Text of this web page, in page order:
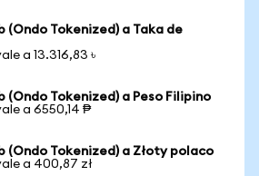
(Ondo Tokenized) a Taka de
a 13.316,83 ৳
(Ondo Tokenized) a Peso Filipino
a 6550,14 ₱
(Ondo Tokenized) a Złoty polaco
a 400,87 zł